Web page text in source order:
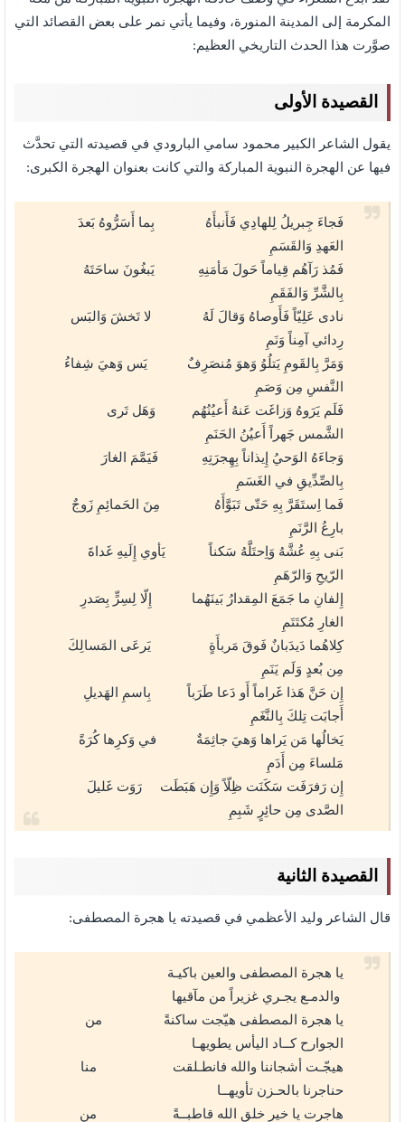
المكرمة إلى المدينة المنورة، وفيما يأتي نمر على بعض القصائد التي
صوَّرت هذا الحدث التاريخي العظيم:
القصيدة الأولى
يقول الشاعر الكبير محمود سامي البارودي في قصيدته التي تحدَّث
فيها عن الهجرة النبوية المباركة والتي كانت بعنوان الهجرة الكبرى:
فَجاءَ جِبريلُ لِلهادِي فَأَنبأَهُ بِما أَسَرُّوهُ بَعدَ
العَهدِ وَالقَسَمِ
فَمُذ رَآهُم قِياماً حَولَ مَأمَنِهِ يَبغُونَ ساحَتَهُ
بِالشَّرِّ وَالفَقَمِ
نادى عَلِيّاً فَأَوصاهُ وَقالَ لَهُ لا تَخشَ وَالبَس
رِدائي آمِناً وَنَمِ
وَمَرَّ بِالقَومِ يَتلُوُ وَهوَ مُنصَرِفٌ يَس وَهيَ شِفاءُ
النَّفسِ مِن وَصَمِ
فَلَم يَرَوهُ وَزاغَت عَنهُ أَعيُنُهُم وَهَل تَرى
الشَّمس جَهراً أَعيُنُ الحَنَمِ
وَجاءَهُ الوَحيُ إِيذاناً بِهِجرَتِهِ فَيَمَّمَ الغارَ
بِالصِّدِّيقِ في الغَسَمِ
فَما اِستَقَرَّ بِهِ حَتّى تَبَوَّأَهُ مِنَ الحَمائِمِ زَوجٌ
بارِعُ الرَّنَمِ
بَنى بِهِ عُشَّهُ وَاِحتَلَّهُ سَكناً يَأوي إِلَيهِ غَداةَ
الرّيحِ وَالرّهَمِ
إِلفانِ ما جَمَعَ المِقدارُ بَينَهُما إِلّا لِسِرٍّ بِصَدرِ
الغارِ مُكتَتَمِ
كِلاهُما دَيدَبانٌ فَوقَ مَربأَةٍ يَرعَى المَسالِكَ
مِن بُعدٍ وَلَم يَنَمِ
إِن حَنَّ هَذا غَراماً أَو دَعا طَرَباً بِاسمِ الهَديلِ
أَجابَت تِلكَ بِالنَّغَمِ
يَخالُها مَن يَراها وَهيَ جاثِمَةٌ في وَكرِها كُرَةً
مَلساءَ مِن أَدَمِ
إِن رَفرَفَت سَكَنَت ظِلّاً وَإِن هَبَطَت رَوَت غَليلَ
الصَّدى مِن حائِرٍ شَبِمِ
القصيدة الثانية
قال الشاعر وليد الأعظمي في قصيدته يا هجرة المصطفى:
يا هجرة المصطفى والعين باكيـة
والدمـع يجـري غزيراً من مآقيها
يا هجرة المصطفى هيّجت ساكنةً من
الجوارح كــاد اليأس يطويهـا
هيجّـت أشجاننا والله فانطـلقت منا
حناجرنا بالحـزن تأويهــا
هاجرت يا خير خلق الله قاطبــةً من